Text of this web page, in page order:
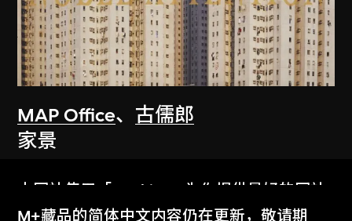
MAP Office、 古儒郎
家景
本网站使用「Cookies」为你提供最好的网站
体验。
M+藏品的简体中文内容仍在更新，敬请期